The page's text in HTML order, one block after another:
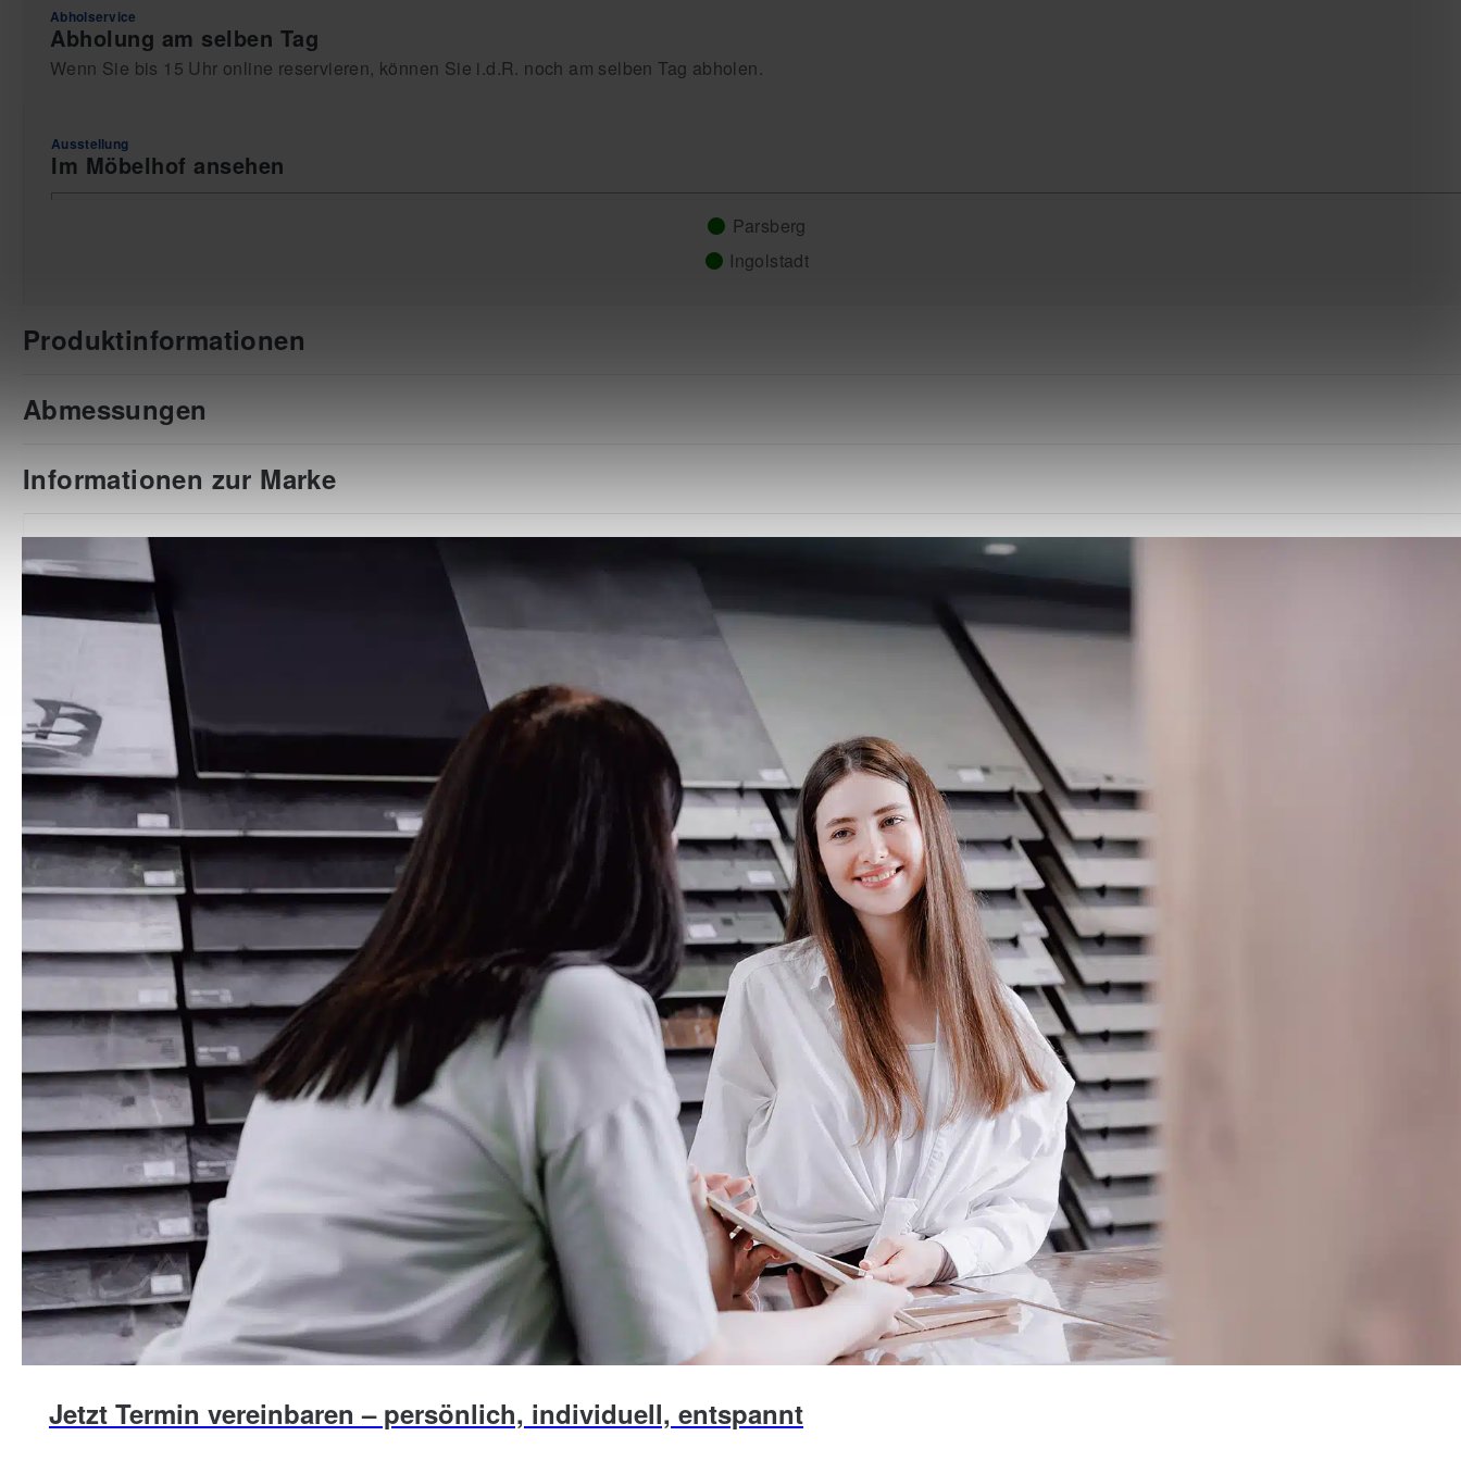
Abholservice
Abholung am selben Tag
Wenn Sie bis 15 Uhr online reservieren, können Sie i.d.R. noch am selben Tag abholen.
Ausstellung
Im Möbelhof ansehen
Parsberg
Ingolstadt
Produktinformationen
Abmessungen
Informationen zur Marke
Jetzt Termin vereinbaren – persönlich, individuell, entspannt